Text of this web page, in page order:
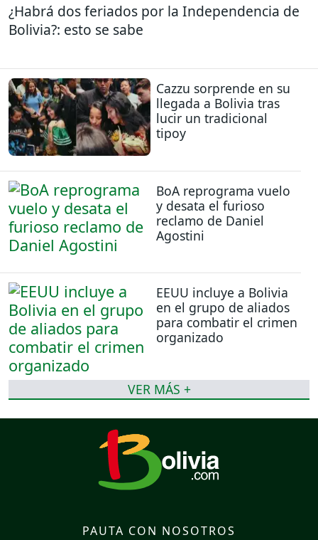
¿Habrá dos feriados por la Independencia de
Bolivia?: esto se sabe
Cazzu sorprende en su
llegada a Bolivia tras
lucir un tradicional
tipoy
BoA reprograma vuelo
y desata el furioso
reclamo de Daniel
Agostini
EEUU incluye a Bolivia
en el grupo de aliados
para combatir el crimen
organizado
VER MÁS +
PAUTA CON NOSOTROS